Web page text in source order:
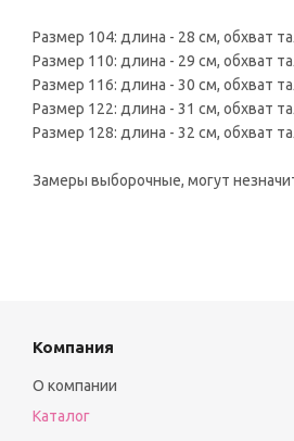
Размер 104: длина - 28 см, обхват
Размер 110: длина - 29 см, обхват
Размер 116: длина - 30 см, обхват
Размер 122: длина - 31 см, обхват
Размер 128: длина - 32 см, обхват
Замеры выборочные, могут
Компания
О компании
Каталог